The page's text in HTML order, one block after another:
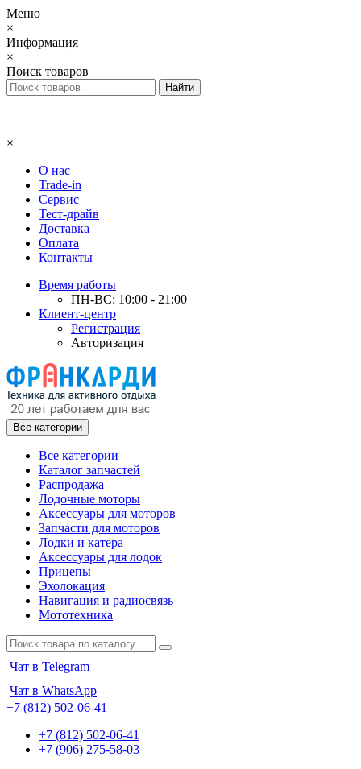
Меню
×
Информация
×
Поиск товаров
×
О нас
Trade-in
Сервис
Тест-драйв
Доставка
Оплата
Контакты
Время работы
ПН-ВС: 10:00 - 21:00
Клиент-центр
Регистрация
Авторизация
Все категории
Все категории
Каталог запчастей
Распродажа
Лодочные моторы
Аксессуары для моторов
Запчасти для моторов
Лодки и катера
Аксессуары для лодок
Прицепы
Эхолокация
Навигация и радиосвязь
Мототехника
Чат в Telegram
Чат в WhatsApp
+7 (812) 502-06-41
+7 (812) 502-06-41
+7 (906) 275-58-03